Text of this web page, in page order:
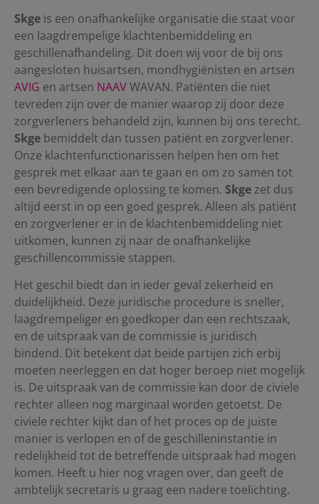
Skge is een onafhankelijke organisatie die staat voor
een laagdrempelige klachtenbemiddeling en
geschillenafhandeling. Dit doen wij voor de bij ons
aangesloten huisartsen, mondhygiënisten en artsen
AVIG en artsen NAAVWAVAN. Patiënten die niet
tevreden zijn over de manier waarop zij door deze
zorgverleners behandeld zijn, kunnen bij ons terecht.
Skge bemiddelt dan tussen patiënt en zorgverlener.
Onze klachtenfunctionarissen helpen hen om het
gesprek met elkaar aan te gaan en om zo samen tot
een bevredigende oplossing te komen. Skgezet dus
altijd eerst in op een goed gesprek. Alleen als patiënt
en zorgverlener er in de klachtenbemiddeling niet
uitkomen, kunnen zij naar de onafhankelijke
geschillencommissie stappen.
Het geschil biedt dan in ieder geval zekerheid en
duidelijkheid. Deze juridische procedure is sneller,
laagdrempeliger en goedkoper dan een rechtszaak,
en de uitspraak van de commissie is juridisch
bindend. Dit betekent dat beide partijen zich erbij
moeten neerleggen en dat hoger beroep niet mogelijk
is. De uitspraak van de commissie kan door de civiele
rechter alleen nog marginaal worden getoetst. De
civiele rechter kijkt dan of het proces op de juiste
manier is verlopen en of de geschilleninstantie in
redelijkheid tot de betreffende uitspraak had mogen
komen. Heeft u hier nog vragen over, dan geeft de
ambtelijk secretaris u graag een nadere toelichting.